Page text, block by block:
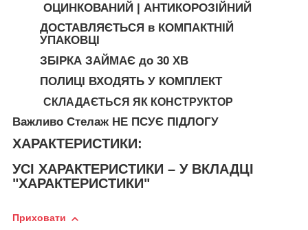
ОЦИНКОВАНИЙ | АНТИКОРОЗІЙНИЙ
ДОСТАВЛЯЄТЬСЯ в КОМПАКТНІЙ
УПАКОВЦІ
ЗБІРКА ЗАЙМАЄ до 30 ХВ
ПОЛИЦІ ВХОДЯТЬ У КОМПЛЕКТ
СКЛАДАЄТЬСЯ ЯК КОНСТРУКТОР
Важливо Стелаж НЕ ПСУЄ ПІДЛОГУ
ХАРАКТЕРИСТИКИ:
УСІ ХАРАКТЕРИСТИКИ – У ВКЛАДЦІ
"ХАРАКТЕРИСТИКИ"
Приховати